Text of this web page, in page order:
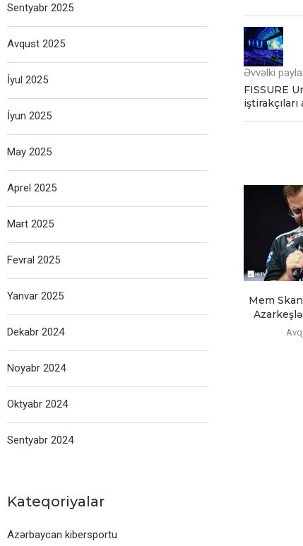
Əvvəlki
FISSURE
iştirakçıları
Mem
Sentyabr 2025
Avqust 2025
İyul 2025
İyun 2025
May 2025
Aprel 2025
Mart 2025
Fevral 2025
Yanvar 2025
Dekabr 2024
Noyabr 2024
Oktyabr 2024
Sentyabr 2024
Kateqoriyalar
Azərbaycan kibersportu